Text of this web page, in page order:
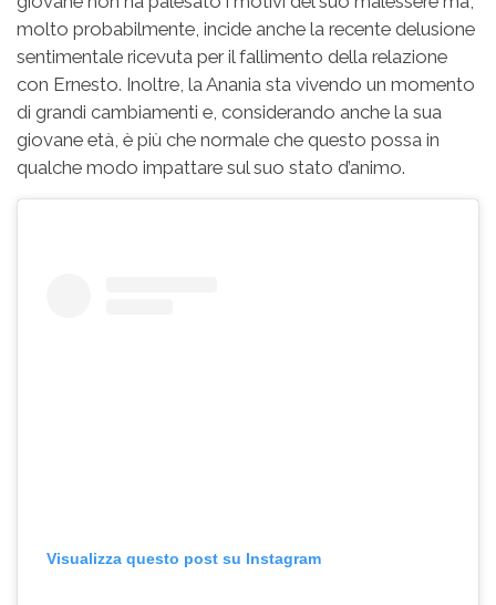
molto probabilmente, incide anche la recente delusione
sentimentale ricevuta per il fallimento della relazione
con Ernesto. Inoltre, la Anania sta vivendo un momento
di grandi cambiamenti e, considerando anche la sua
giovane età, è più che normale che questo possa in
qualche modo impattare sul suo stato d’animo.
Visualizza questo post su Instagram